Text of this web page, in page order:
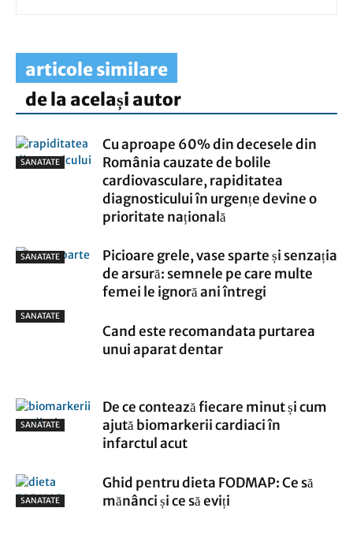
articole similare
de la același autor
SANATATE
Cu aproape 60% din decesele din
România cauzate de bolile
cardiovasculare, rapiditatea
diagnosticului în urgențe devine o
prioritate națională
SANATATE
Picioare grele, vase sparte și senzația
de arsură: semnele pe care multe
femei le ignoră ani întregi
SANATATE
Cand este recomandata purtarea
unui aparat dentar
SANATATE
De ce contează fiecare minut și cum
ajută biomarkerii cardiaci în
infarctul acut
SANATATE
Ghid pentru dieta FODMAP: Ce să
mănânci și ce să eviți